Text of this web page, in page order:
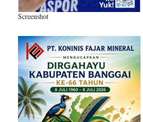
Screenshot